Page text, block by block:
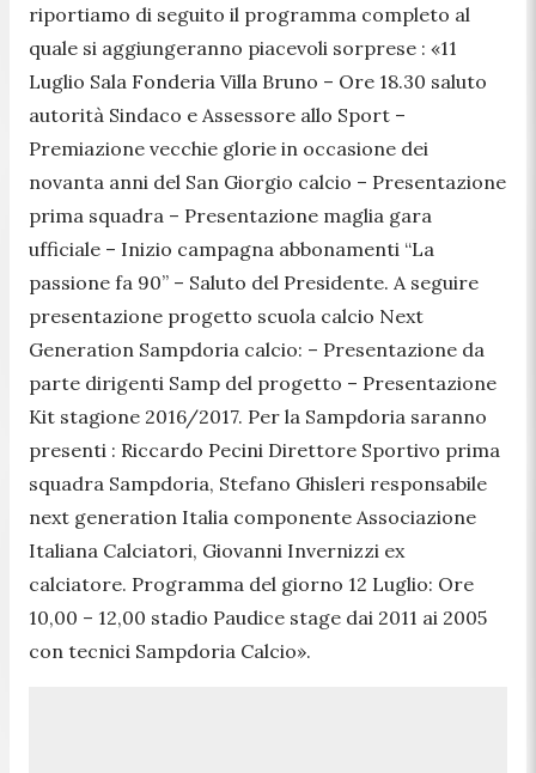
riportiamo di seguito il programma completo al
quale si aggiungeranno piacevoli sorprese : «11
Luglio Sala Fonderia Villa Bruno – Ore 18.30 saluto
autorità Sindaco e Assessore allo Sport –
Premiazione vecchie glorie in occasione dei
novanta anni del San Giorgio calcio – Presentazione
prima squadra – Presentazione maglia gara
ufficiale – Inizio campagna abbonamenti “La
passione fa 90” – Saluto del Presidente. A seguire
presentazione progetto scuola calcio Next
Generation Sampdoria calcio: – Presentazione da
parte dirigenti Samp del progetto – Presentazione
Kit stagione 2016/2017. Per la Sampdoria saranno
presenti : Riccardo Pecini Direttore Sportivo prima
squadra Sampdoria, Stefano Ghisleri responsabile
next generation Italia componente Associazione
Italiana Calciatori, Giovanni Invernizzi ex
calciatore. Programma del giorno 12 Luglio: Ore
10,00 – 12,00 stadio Paudice stage dai 2011 ai 2005
con tecnici Sampdoria Calcio».